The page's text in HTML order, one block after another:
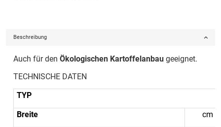
Beschreibung
Auch für den Ökologischen Kartoffelanbau geeignet.
TECHNISCHE DATEN
TYP
Breite cm